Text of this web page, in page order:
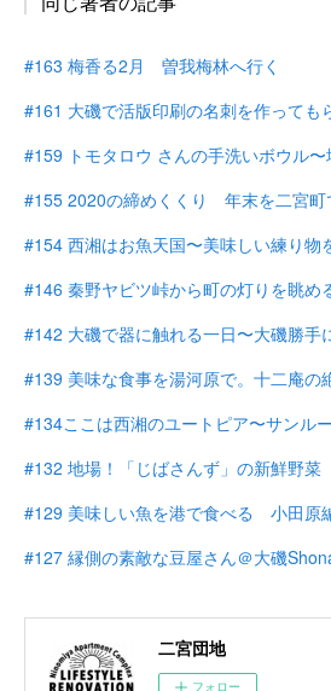
#163 梅香る2月 曽我梅林へ行く
#161 大磯で活版印刷の名刺を作っても
#155 2020の締めくくり 年末を二宮町
#154 西湘はお魚天国〜美味しい練り物
#146 秦野ヤビツ峠から町の灯りを眺め
#142 大磯で器に触れる一日〜大磯勝手
#139 美味な食事を湯河原で。十二庵の
#132 地場！「じばさんず」の新鮮野菜
#129 美味しい魚を港で食べる 小田原
#127 縁側の素敵な豆屋さん＠大磯
二宮団地
フォロー